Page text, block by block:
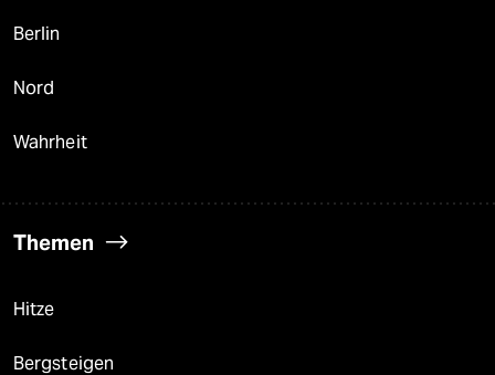
Berlin
Nord
Wahrheit
Themen
Hitze
Bergsteigen